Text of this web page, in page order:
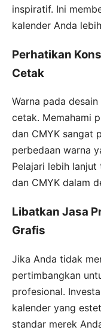
inspiratif. Ini
kalender Anda
Perhatikan
Cetak
Warna pada
cetak. Memahami
dan CMYK sangat
perbedaan warna
Pelajari lebih lanjut
dan CMYK dalam
Libatkan Jasa
Grafis
Jika Anda tidak
pertimbangkan
profesional.
kalender yang
standar merek